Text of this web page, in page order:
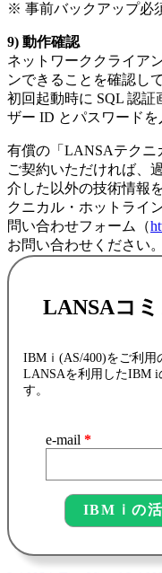
※ 事前バックアップ必
9) 動作確認
ネットワーククライア
ンできることを確認し
初回起動時に SQL 認証
ザー ID とパスワードを
有償の「LANSAテクニ
ご契約いただければ、
介した以外の技術情報
クニカル・ホットライ
問い合わせフォーム（
お問い合わせください。
LANSAコ
IBMｉ(AS/400)をご利用
LANSAを利用したIBM i
す。
e-mail *